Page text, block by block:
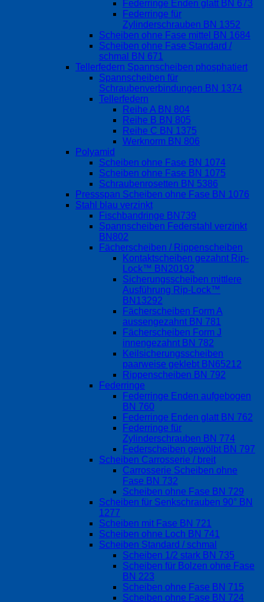
Federringe Enden glatt BN 673
Federringe für
Zylinderschrauben BN 1352
Scheiben ohne Fase mittel BN 1684
Scheiben ohne Fase Standard /
schmal BN 671
Tellerfedern Spannscheiben phosphatiert
Spannscheiben für
Schraubenverbindungen BN 1374
Tellerfedern
Reihe A BN 804
Reihe B BN 805
Reihe C BN 1375
Werknorm BN 806
Polyamid
Scheiben ohne Fase BN 1074
Scheiben ohne Fase BN 1075
Schraubenrosetten BN 5386
Pressspan Scheiben ohne Fase BN 1076
Stahl blau verzinkt
Fischbandringe BN739
Spannscheiben Federstahl verzinkt
BN802
Fächerscheiben / Rippenscheiben
Kontaktscheiben gezahnt Rip-
Lock™ BN20192
Sicherungsscheiben mittlere
Ausführung Rip-Lock™
BN13292
Fächerscheiben Form A
aussengezahnt BN 781
Fächerscheiben Form J
innengezahnt BN 782
Keilsicherungsscheiben
paarweise geklebt BN65212
Rippenscheiben BN 792
Federringe
Federringe Enden aufgebogen
BN 760
Federringe Enden glatt BN 762
Federringe für
Zylinderschrauben BN 774
Federscheiben gewölbt BN 797
Scheiben Carrosserie / breit
Carrosserie Scheiben ohne
Fase BN 732
Scheiben ohne Fase BN 729
Scheiben für Senkschrauben 90° BN
1277
Scheiben mit Fase BN 721
Scheiben ohne Loch BN 741
Scheiben Standard / schmal
Scheiben 1/2 stark BN 735
Scheiben für Bolzen ohne Fase
BN 223
Scheiben ohne Fase BN 715
Scheiben ohne Fase BN 724